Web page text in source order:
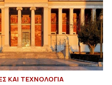
ΚΑΙ ΤΕΧΝΟΛΟΓΙΑ